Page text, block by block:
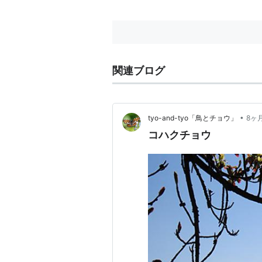
関連ブログ
tyo-and-tyo「鳥とチョウ」 • 8ヶ
コハクチョウ